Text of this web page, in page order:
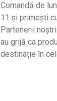
Comandă de
11 și primești
Partenerii
au grijă ca
destinație în